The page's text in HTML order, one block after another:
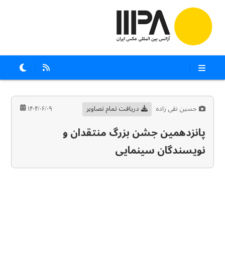
حسین نقی زاده دریافت تمام تصاویر ۱۴۰۴/۰۶/۰۹
پانزدهمین جشن بزرگ منتقدان و
نویسندگان سینمایی